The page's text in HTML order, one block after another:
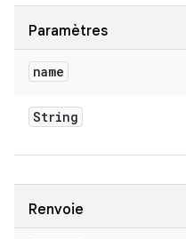
Paramètres
name
String
Renvoie